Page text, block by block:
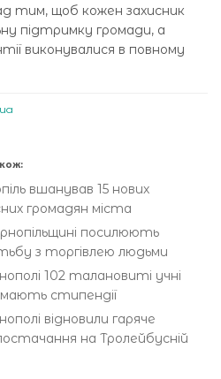
тим, щоб кожен захисник
підтримку громади, а
виконувалися в повному
вшанував 15 нових
громадян міста
посилюють
з торгівлею людьми
102 талановиті учні
стипендії
відновили гаряче
на Тролейбусній